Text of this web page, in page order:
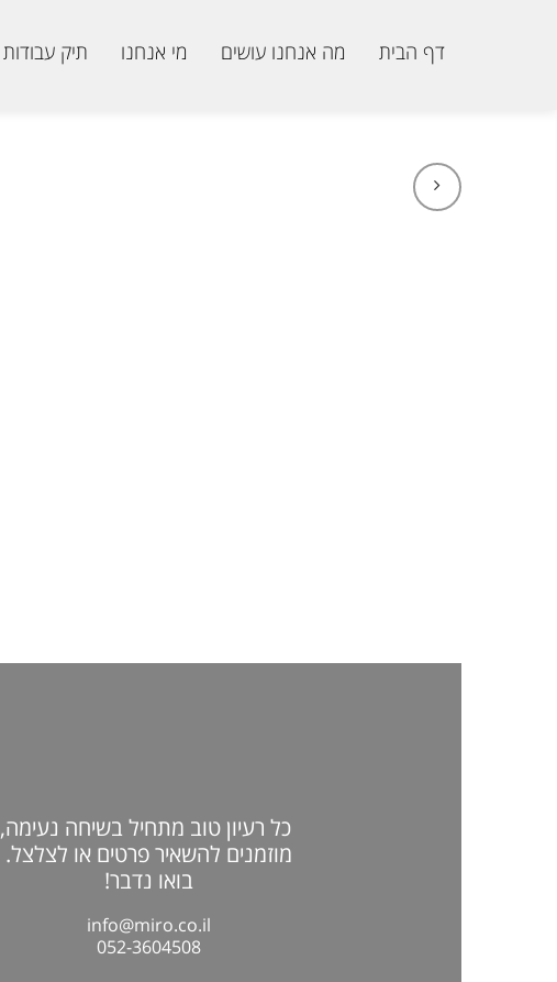
דף הבית מה אנחנו עושים מי אנחנו תיק עבודות
כל רעיון טוב מתחיל בשיחה נעימה,
מוזמנים להשאיר פרטים או לצלצל.
בואו נדבר!
info@miro.co.il
052-3604508